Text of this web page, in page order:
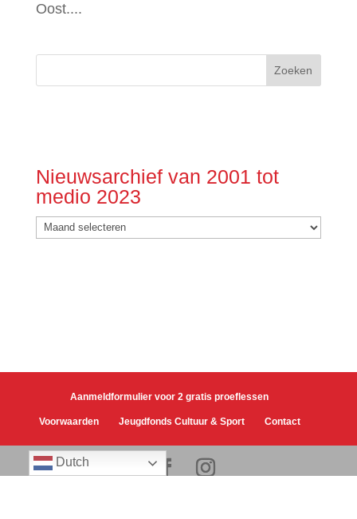
Oost....
Nieuwsarchief van 2001 tot
medio 2023
Nieuwsarchief
van
Aanmeldformulier voor 2 gratis proeflessen
Voorwaarden Jeugdfonds Cultuur & Sport Contact
Dutch